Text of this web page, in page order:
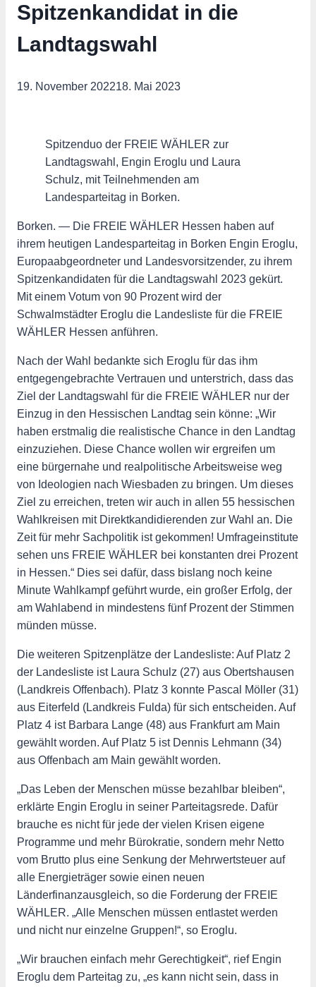
Spitzenkandidat in die
Landtagswahl
19. November 202218. Mai 2023
Spitzenduo der FREIE WÄHLER zur
Landtagswahl, Engin Eroglu und Laura
Schulz, mit Teilnehmenden am
Landesparteitag in Borken.
Borken. — Die FREIE WÄHLER Hessen haben auf
ihrem heutigen Landesparteitag in Borken Engin Eroglu,
Europaabgeordneter und Landesvorsitzender, zu ihrem
Spitzenkandidaten für die Landtagswahl 2023 gekürt.
Mit einem Votum von 90 Prozent wird der
Schwalmstädter Eroglu die Landesliste für die FREIE
WÄHLER Hessen anführen.
Nach der Wahl bedankte sich Eroglu für das ihm
entgegengebrachte Vertrauen und unterstrich, dass das
Ziel der Landtagswahl für die FREIE WÄHLER nur der
Einzug in den Hessischen Landtag sein könne: „Wir
haben erstmalig die realistische Chance in den Landtag
einzuziehen. Diese Chance wollen wir ergreifen um
eine bürgernahe und realpolitische Arbeitsweise weg
von Ideologien nach Wiesbaden zu bringen. Um dieses
Ziel zu erreichen, treten wir auch in allen 55 hessischen
Wahlkreisen mit Direktkandidierenden zur Wahl an. Die
Zeit für mehr Sachpolitik ist gekommen! Umfrageinstitute
sehen uns FREIE WÄHLER bei konstanten drei Prozent
in Hessen.“ Dies sei dafür, dass bislang noch keine
Minute Wahlkampf geführt wurde, ein großer Erfolg, der
am Wahlabend in mindestens fünf Prozent der Stimmen
münden müsse.
Die weiteren Spitzenplätze der Landesliste: Auf Platz 2
der Landesliste ist Laura Schulz (27) aus Obertshausen
(Landkreis Offenbach). Platz 3 konnte Pascal Möller (31)
aus Eiterfeld (Landkreis Fulda) für sich entscheiden. Auf
Platz 4 ist Barbara Lange (48) aus Frankfurt am Main
gewählt worden. Auf Platz 5 ist Dennis Lehmann (34)
aus Offenbach am Main gewählt worden.
„Das Leben der Menschen müsse bezahlbar bleiben“,
erklärte Engin Eroglu in seiner Parteitagsrede. Dafür
brauche es nicht für jede der vielen Krisen eigene
Programme und mehr Bürokratie, sondern mehr Netto
vom Brutto plus eine Senkung der Mehrwertsteuer auf
alle Energieträger sowie einen neuen
Länderfinanzausgleich, so die Forderung der FREIE
WÄHLER. „Alle Menschen müssen entlastet werden
und nicht nur einzelne Gruppen!“, so Eroglu.
„Wir brauchen einfach mehr Gerechtigkeit“, rief Engin
Eroglu dem Parteitag zu, „es kann nicht sein, dass in